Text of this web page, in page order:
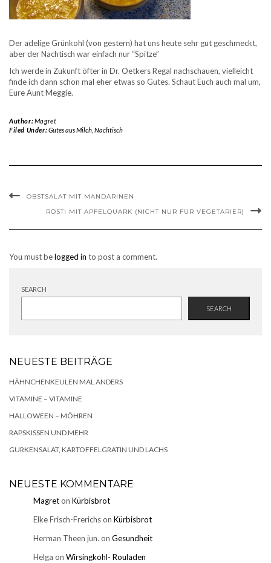
Der adelige Grünkohl (von gestern) hat uns heute sehr gut geschmeckt,
aber der Nachtisch war einfach nur “Spitze”
Ich werde in Zukunft öfter in Dr. Oetkers Regal nachschauen, vielleicht
finde ich dann schon mal eher etwas so Gutes. Schaut Euch auch mal um,
Eure Aunt Meggie.
Author:Magret
Filed Under:Gutes aus Milch, Nachtisch
OBSTSALAT MIT MANDARINEN
RÖSTI MIT APFELQUARK (NICHT NUR FÜR VEGETARIER)
You must belogged in to post a comment.
SEARCH
SEARCH
NEUESTE BEITRÄGE
HÄHNCHENKEULEN MAL ANDERS
VITAMINE – VITAMINE
HALLOWEEN – MÖHREN
RAPSKISSEN UND MEHR
GURKENSALAT, KARTOFFELGRATIN UND LACHS
NEUESTE KOMMENTARE
Magreton Kürbisbrot
Elke Frisch-Frerichson Kürbisbrot
Herman Theen jun. on Gesundheit
Helga on Wirsingkohl- Rouladen